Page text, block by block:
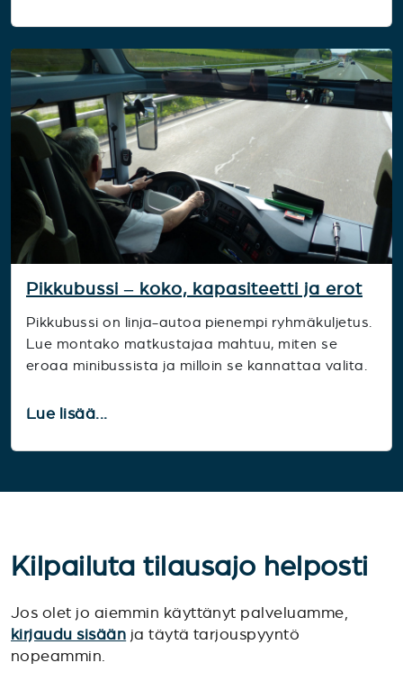
Pikkubussi – koko, kapasiteetti ja erot
Pikkubussi on linja-autoa pienempi ryhmäkuljetus.
Lue montako matkustajaa mahtuu, miten se
eroaa minibussista ja milloin se kannattaa valita.
Lue lisää...
Kilpailuta tilausajo helposti
Jos olet jo aiemmin käyttänyt palveluamme,
kirjaudu sisään ja täytä tarjouspyyntö
nopeammin.